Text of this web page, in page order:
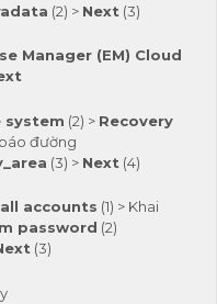
(2) > Next (3)
Manager (EM) Cloud
system (2) > Recovery
đường
(3) > Next (4)
accounts (1) > Khai
password (2)
(3)